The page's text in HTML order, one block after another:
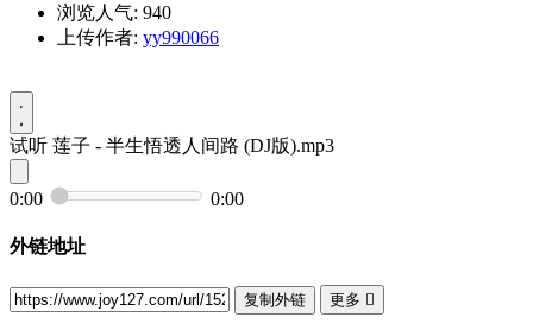
浏览人气: 940
上传作者: yy990066
试听 莲子 - 半生悟透人间路 (DJ版).mp3
0:00 0:00
外链地址
复制外链 更多 